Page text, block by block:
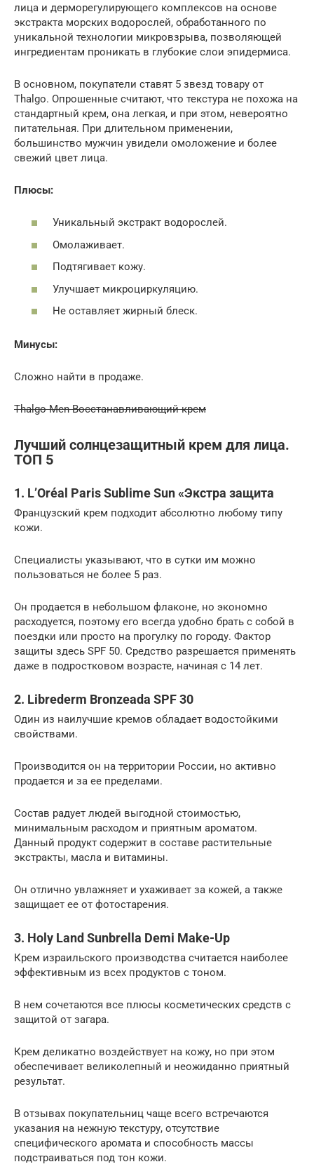
лица и дерморегулирующего комплексов на основе
экстракта морских водорослей, обработанного по
уникальной технологии микровзрыва, позволяющей
ингредиентам проникать в глубокие слои эпидермиса.
В основном, покупатели ставят 5 звезд товару от
Thalgo. Опрошенные считают, что текстура не похожа на
стандартный крем, она легкая, и при этом, невероятно
питательная. При длительном применении,
большинство мужчин увидели омоложение и более
свежий цвет лица.
Плюсы:
Уникальный экстракт водорослей.
Омолаживает.
Подтягивает кожу.
Улучшает микроциркуляцию.
Не оставляет жирный блеск.
Минусы:
Сложно найти в продаже.
Thalgo Men Восстанавливающий крем
Лучший солнцезащитный крем для лица.
ТОП 5
1. L’Oréal Paris Sublime Sun «Экстра защита
Французский крем подходит абсолютно любому типу
кожи.
Специалисты указывают, что в сутки им можно
пользоваться не более 5 раз.
Он продается в небольшом флаконе, но экономно
расходуется, поэтому его всегда удобно брать с собой в
поездки или просто на прогулку по городу. Фактор
защиты здесь SPF 50. Средство разрешается применять
даже в подростковом возрасте, начиная с 14 лет.
2. Librederm Bronzeada SPF 30
Один из наилучшие кремов обладает водостойкими
свойствами.
Производится он на территории России, но активно
продается и за ее пределами.
Состав радует людей выгодной стоимостью,
минимальным расходом и приятным ароматом.
Данный продукт содержит в составе растительные
экстракты, масла и витамины.
Он отлично увлажняет и ухаживает за кожей, а также
защищает ее от фотостарения.
3. Holy Land Sunbrella Demi Make-Up
Крем израильского производства считается наиболее
эффективным из всех продуктов с тоном.
В нем сочетаются все плюсы косметических средств с
защитой от загара.
Крем деликатно воздействует на кожу, но при этом
обеспечивает великолепный и неожиданно приятный
результат.
В отзывах покупательниц чаще всего встречаются
указания на нежную текстуру, отсутствие
специфического аромата и способность массы
подстраиваться под тон кожи.